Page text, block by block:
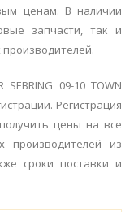
ценам. В наличии
запчасти, так и
09-10 TOWN
Регистрация
цены на все
производителей из
сроки поставки и